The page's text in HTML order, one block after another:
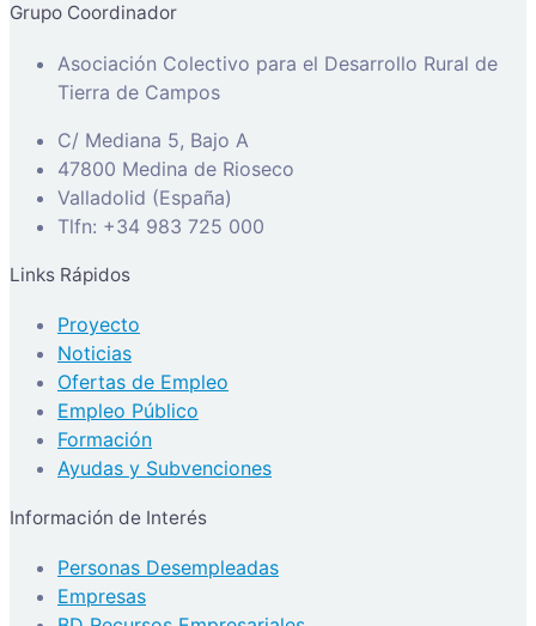
Grupo Coordinador
Asociación Colectivo para el Desarrollo Rural de
Tierra de Campos
C/ Mediana 5, Bajo A
47800 Medina de Rioseco
Valladolid (España)
Tlfn: +34 983 725 000
Links Rápidos
Proyecto
Noticias
Ofertas de Empleo
Empleo Público
Formación
Ayudas y Subvenciones
Información de Interés
Personas Desempleadas
Empresas